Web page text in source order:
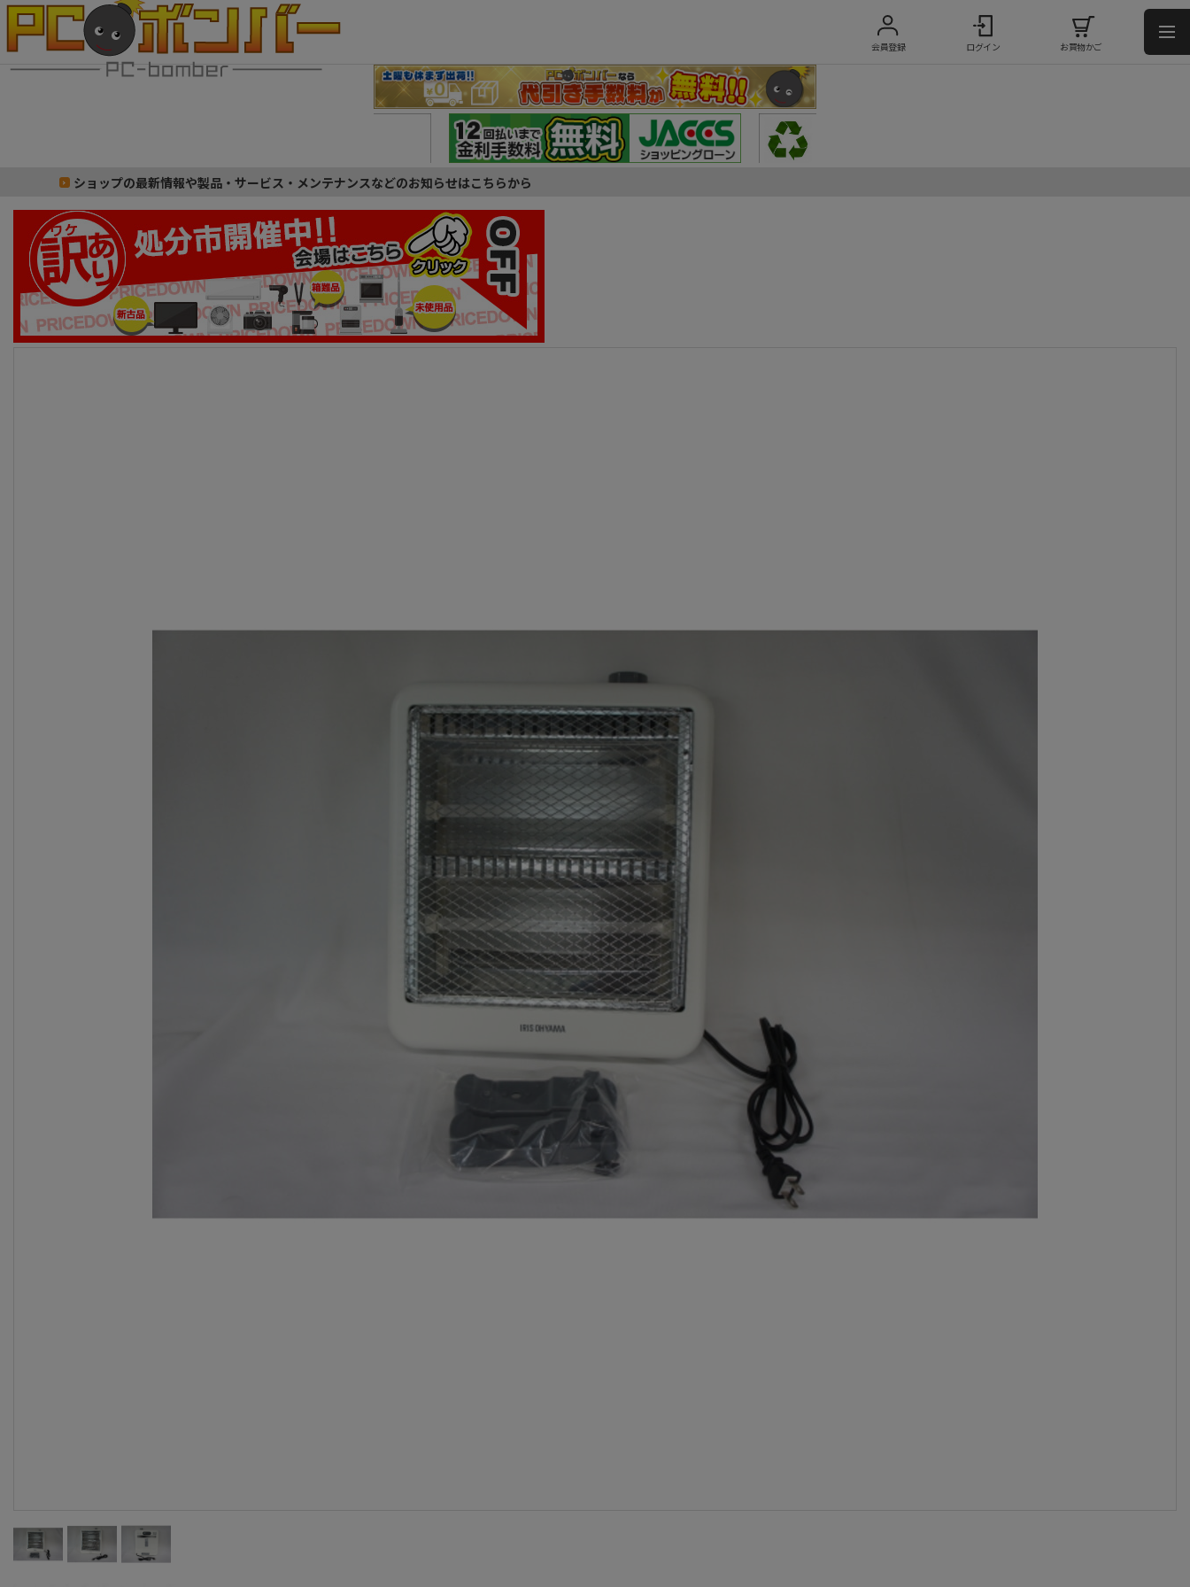
会員登録 ログイン お買物かご
ショップの最新情報や製品・サービス・メンテナンスなどのお知らせはこちらから